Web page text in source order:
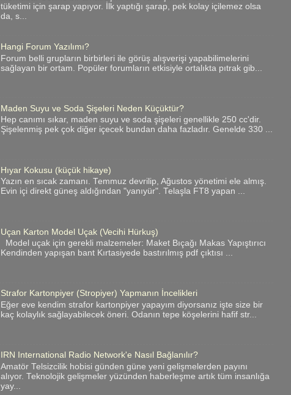
tüketimi için şarap yapıyor. İlk yaptığı şarap, pek kolay içilemez olsa
da, s...
Hangi Forum Yazılımı?
Forum belli grupların birbirleri ile görüş alışverişi yapabilimelerini
sağlayan bir ortam. Popüler forumların etkisiyle ortalıkta pıtrak gib...
Maden Suyu ve Soda Şişeleri Neden Küçüktür?
Hep canımı sıkar, maden suyu ve soda şişeleri genellikle 250 cc'dir.
Şişelenmiş pek çok diğer içecek bundan daha fazladır. Genelde 330 ...
Hıyar Kokusu (küçük hikaye)
Yazın en sıcak zamanı. Temmuz devrilip, Ağustos yönetimi ele almış.
Evin içi direkt güneş aldığından "yanıyür". Telaşla FT8 yapan ...
Uçan Karton Model Uçak (Vecihi Hürkuş)
Model uçak için gerekli malzemeler: Maket Bıçağı Makas Yapıştırıcı
Kendinden yapışan bant Kırtasiyede bastırılmış pdf çıktısı ...
Strafor Kartonpiyer (Stropiyer) Yapmanın İncelikleri
Eğer eve kendim strafor kartonpiyer yapayım diyorsanız işte size bir
kaç kolaylık sağlayabilecek öneri. Odanın tepe köşelerini hafif str...
IRN International Radio Network'e Nasıl Bağlanılır?
Amatör Telsizcilik hobisi günden güne yeni gelişmelerden payını
alıyor. Teknolojik gelişmeler yüzünden haberleşme artık tüm insanlığa
yay...